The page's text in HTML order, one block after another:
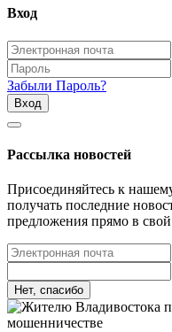
Вход
Забыли Пароль?
Вход
Рассылка новостей
Присоединяйтесь к
получать последние
предложения прямо в
Нет, спасибо